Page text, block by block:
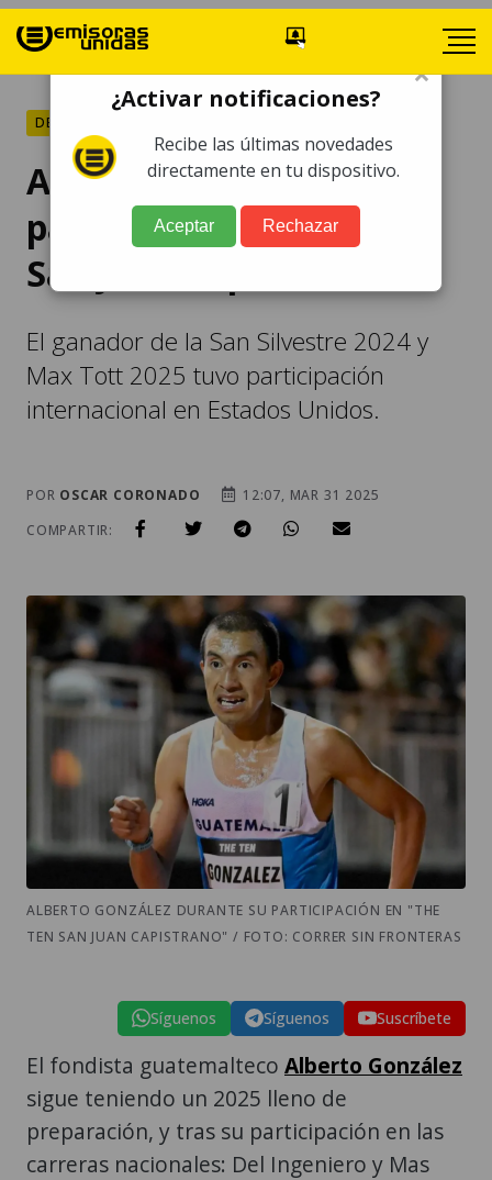
DEPORTES
Alberto González fue
parte del "The Ten" en
San Juan Capistrano
El ganador de la San Silvestre 2024 y
Max Tott 2025 tuvo participación
internacional en Estados Unidos.
POR OSCAR CORONADO
12:07, MAR 31 2025
COMPARTIR:
ALBERTO GONZÁLEZ DURANTE SU PARTICIPACIÓN EN "THE
TEN SAN JUAN CAPISTRANO" / FOTO: CORRER SIN FRONTERAS
Síguenos Síguenos Suscríbete
El fondista guatemalteco Alberto González
sigue teniendo un 2025 lleno de
preparación, y tras su participación en las
carreras nacionales: Del Ingeniero y Mas
×
¿Activar notificaciones?
Recibe las últimas novedades
directamente en tu dispositivo.
Aceptar Rechazar